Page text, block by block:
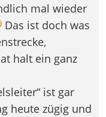
mal wieder
Das ist doch was
halt ein ganz
ist gar
heute zügig und